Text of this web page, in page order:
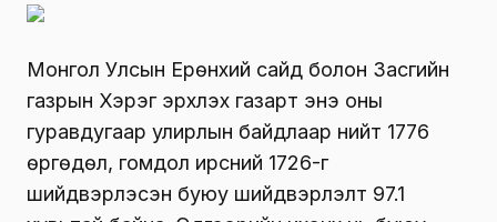
Монгол Улсын Ерөнхий сайд болон Засгийн
газрын Хэрэг эрхлэх газарт энэ оны
гуравдугаар улирлын байдлаар нийт 1776
өргөдөл, гомдол ирсний 1726-г
шийдвэрлэсэн буюу шийдвэрлэлт 97.1